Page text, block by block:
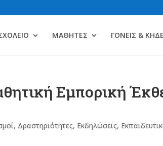
ΜΑΘΗΤΕΣ ΓΟΝΕΙΣ &
Εμπορική
, Δραστηριότητες, Εκδηλώσεις,